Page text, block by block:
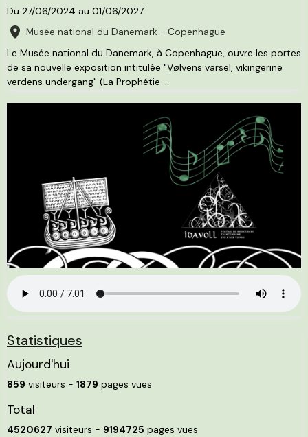
Du 27/06/2024 au 01/06/2027
Musée national du Danemark - Copenhague
Le Musée national du Danemark, à Copenhague, ouvre les portes
de sa nouvelle exposition intitulée "Vølvens varsel, vikingerine
verdens undergang" (La Prophétie ...
Statistiques
Aujourd'hui
859 visiteurs - 1879 pages vues
Total
4520627 visiteurs - 9194725 pages vues